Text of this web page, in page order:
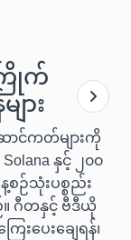
က်
ား
င်ကတ်များကို
နှင့် ၂၀၀
စဉ်သုံးပစ္စည်း
ဂီတနှင့် ဗီဒီယို
ပေးချေရန်၊